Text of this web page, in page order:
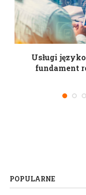
Usługi
fundament
POPULARNE